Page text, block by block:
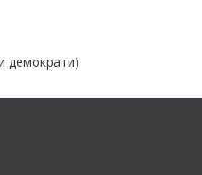
демократи)